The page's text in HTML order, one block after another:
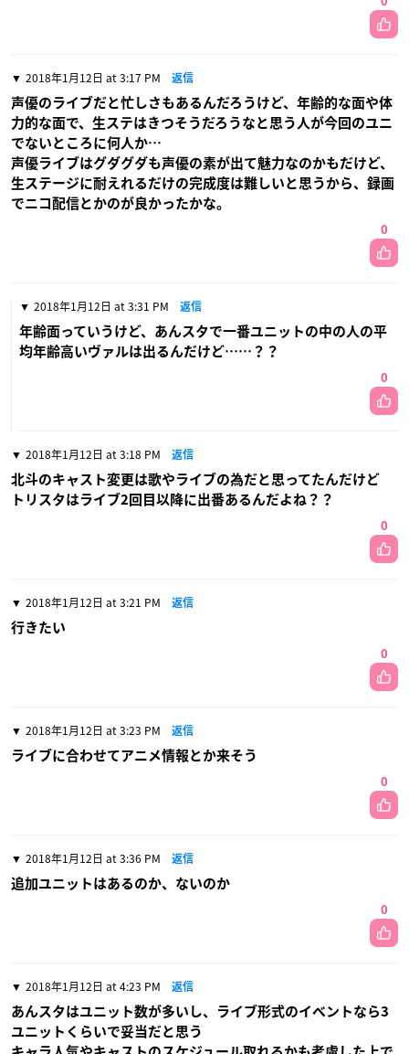
2018年1月12日 at 3:17 PM 返信
声優のライブだと忙しさもあるんだろうけど、年齢的な面や体
力的な面で、生ステはきつそうだろうなと思う人が今回のユニ
でないところに何人か…
声優ライブはグダグダも声優の素が出て魅力なのかもだけど、
生ステージに耐えれるだけの完成度は難しいと思うから、録画
でニコ配信とかのが良かったかな。
0
2018年1月12日 at 3:31 PM 返信
年齢面っていうけど、あんスタで一番ユニットの中の人の平
均年齢高いヴァルは出るんだけど……？？
0
2018年1月12日 at 3:18 PM 返信
北斗のキャスト変更は歌やライブの為だと思ってたんだけど
トリスタはライブ2回目以降に出番あるんだよね？？
0
2018年1月12日 at 3:21 PM 返信
行きたい
0
2018年1月12日 at 3:23 PM 返信
ライブに合わせてアニメ情報とか来そう
0
2018年1月12日 at 3:36 PM 返信
追加ユニットはあるのか、ないのか
0
2018年1月12日 at 4:23 PM 返信
あんスタはユニット数が多いし、ライブ形式のイベントなら3
ユニットくらいで妥当だと思う
キャラ人気やキャストのスケジュール取れるかも考慮した上で